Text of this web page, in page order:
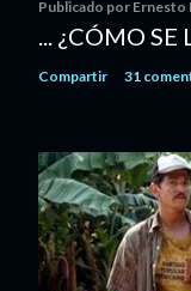
Publicado por Ernesto
... ¿CÓMO
Compartir 31